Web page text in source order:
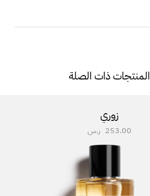
المنتجات ذات الصلة
زوري
253.00 ر.س